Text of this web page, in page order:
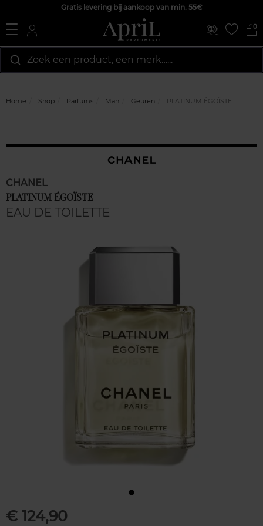
Gratis levering bij aankoop van min. 55€
0
Zoek een product, een merk…...
Home Shop Parfums Man Geuren PLATINUM ÉGOÏSTE
CHANEL
PLATINUM ÉGOÏSTE
EAU DE TOILETTE
€ 124,90